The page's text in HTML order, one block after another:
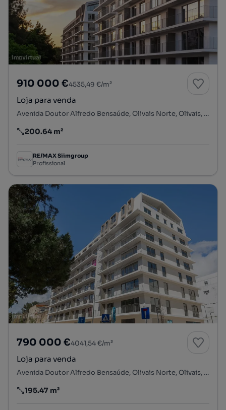
910 000 €4535,49 €/m²
Loja para venda
Avenida Doutor Alfredo Bensaúde, Olivais Norte, Olivais, Lisboa, Lisboa
Preço por metro quadrado
200.64 m²
RE/MAX Siimgroup
Profissional
790 000 €4041,54 €/m²
Loja para venda
Avenida Doutor Alfredo Bensaúde, Olivais Norte, Olivais, Lisboa, Lisboa
Preço por metro quadrado
195.47 m²